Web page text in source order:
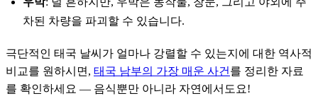
차된 차량을 파괴할 수 있습니다.
극단적인 태국 날씨가 얼마나 강렬할 수 있는지에 대한 역사적
비교를 원하시면, 태국 남부의 가장 매운 사건 를 정리한 자료
를 확인하세요 — 음식뿐만 아니라 자연에서도요!